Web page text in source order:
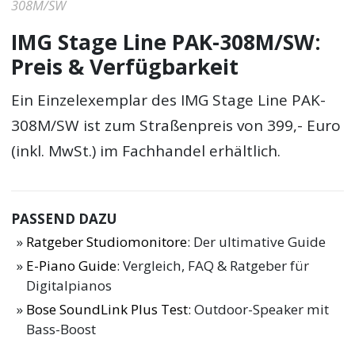
308M/SW
IMG Stage Line PAK-308M/SW:
Preis & Verfügbarkeit
Ein Einzelexemplar des IMG Stage Line PAK-
308M/SW ist zum Straßenpreis von 399,- Euro
(inkl. MwSt.) im Fachhandel erhältlich.
PASSEND DAZU
Ratgeber Studiomonitore: Der ultimative Guide
E-Piano Guide: Vergleich, FAQ & Ratgeber für
Digitalpianos
Bose SoundLink Plus Test: Outdoor-Speaker mit
Bass-Boost